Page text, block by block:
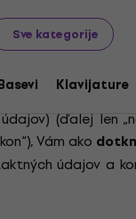
Sve kategorije
Klavijature
údajom
pri spracúvaní
(ďalej len
Vám ako
údajov a